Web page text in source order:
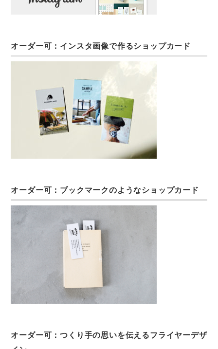
オーダー可：インスタ画像で作るショップカード
オーダー可：ブックマークのようなショップカード
オーダー可：つくり手の思いを伝えるフライヤーデザ